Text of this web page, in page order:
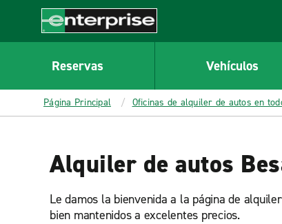
CONTENT
Enterprise
Reservas Vehículos
Página Principal Oficinas de alquiler de autos en
Alquiler de autos
Le damos la bienvenida a la página de
bien mantenidos a excelentes precios.